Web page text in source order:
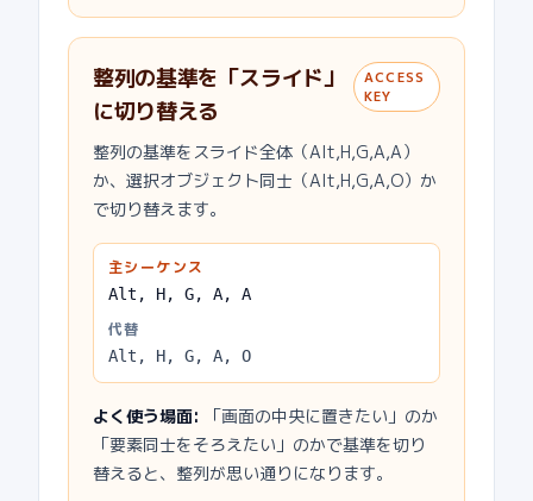
整列の基準を「スライド」
に切り替える
ACCESS
KEY
整列の基準をスライド全体（Alt,H,G,A,A）
か、選択オブジェクト同士（Alt,H,G,A,O）か
で切り替えます。
主シーケンス
Alt, H, G, A, A
代替
Alt, H, G, A, O
よく使う場面:
「画面の中央に置きたい」のか
「要素同士をそろえたい」のかで基準を切り
替えると、整列が思い通りになります。